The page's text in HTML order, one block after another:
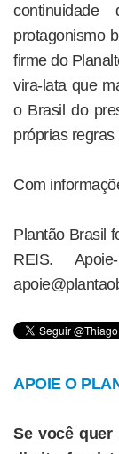
protagonismo
firme do
vira-lata que
o Brasil do
próprias
Com
Plantão Brasil
REIS.
APOIE O
Se você